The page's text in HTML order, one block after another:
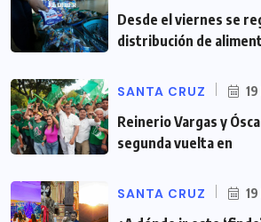
Desde el viernes se
distribución de
SANTA CRUZ
Reinerio Vargas y
segunda vuelta en
SANTA CRUZ